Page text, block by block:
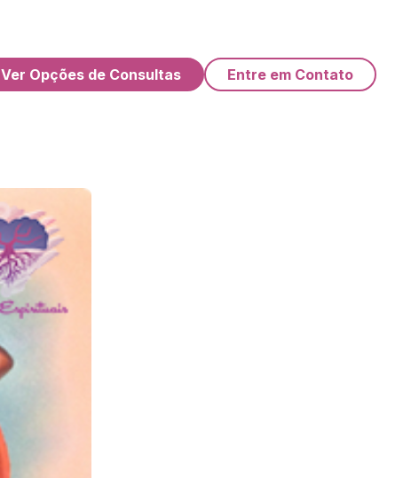
Ver Opções de Consultas Entre em Contato